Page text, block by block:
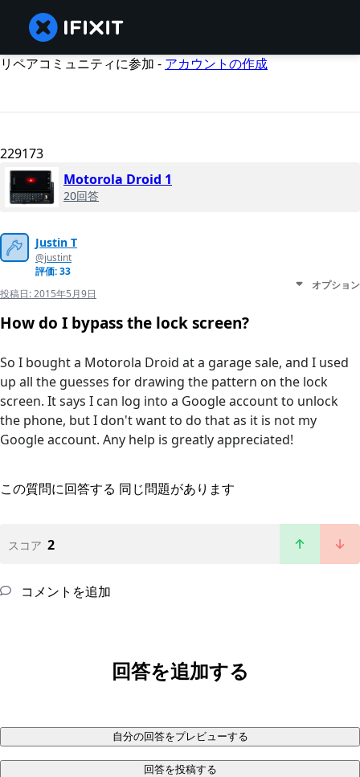
リペアコミュニティに参加 - アカウントの作成
229173
Motorola Droid 1
20回答
Justin T
@justint
評価: 33
投稿日:2015年5月9日
オプション
How do I bypass the lock screen?
So I bought a Motorola Droid at a garage sale, and I used
up all the guesses for drawing the pattern on the lock
screen. It says I can log into a Google account to unlock
the phone, but I don't want to do that as it is not my
Google account. Any help is greatly appreciated!
この質問に回答する 同じ問題があります
スコア 2
コメントを追加
回答を追加する
自分の回答をプレビューする
回答を投稿する